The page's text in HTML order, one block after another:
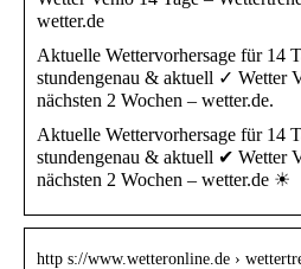
wetter.de
Aktuelle Wettervorhersage für 14
stundengenau & aktuell ✓ Wetter
nächsten 2 Wochen – wetter.de.
Aktuelle Wettervorhersage für 14
stundengenau & aktuell ✔ Wetter
nächsten 2 Wochen – wetter.de ☀
http s://www.wetteronline.de ›